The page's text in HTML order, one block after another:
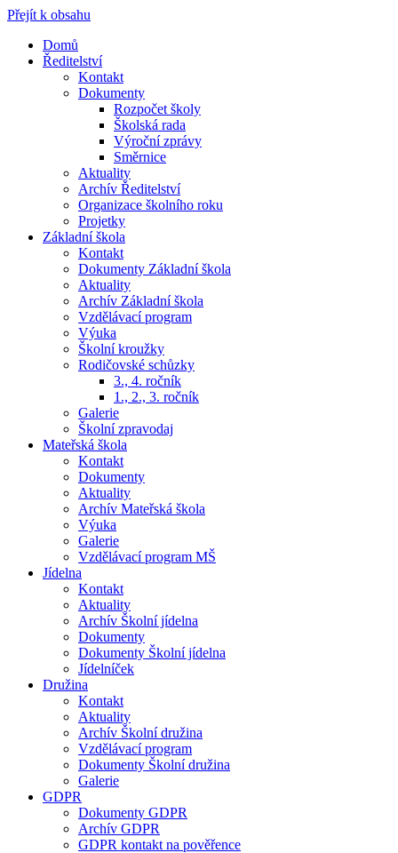
Přejít k obsahu
Domů
Ředitelství
Kontakt
Dokumenty
Rozpočet školy
Školská rada
Výroční zprávy
Směrnice
Aktuality
Archív Ředitelství
Organizace školního roku
Projetky
Základní škola
Kontakt
Dokumenty Základní škola
Aktuality
Archív Základní škola
Vzdělávací program
Výuka
Školní kroužky
Rodičovské schůzky
3., 4. ročník
1., 2., 3. ročník
Galerie
Školní zpravodaj
Mateřská škola
Kontakt
Dokumenty
Aktuality
Archív Mateřská škola
Výuka
Galerie
Vzdělávací program MŠ
Jídelna
Kontakt
Aktuality
Archív Školní jídelna
Dokumenty
Dokumenty Školní jídelna
Jídelníček
Družina
Kontakt
Aktuality
Archív Školní družina
Vzdělávací program
Dokumenty Školní družina
Galerie
GDPR
Dokumenty GDPR
Archív GDPR
GDPR kontakt na pověřence